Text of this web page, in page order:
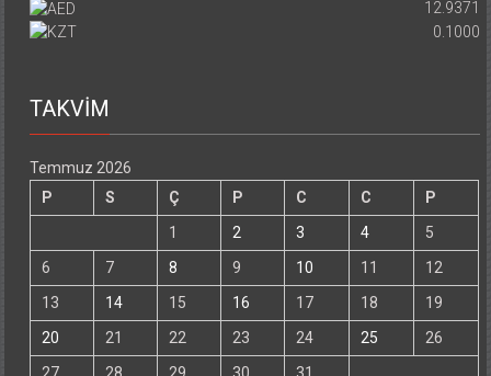
12.9371
0.1000
TAKVİM
Temmuz 2026
P
S Ç P C C
P
1
2 3 4
5
6
7 8 9 10 11
12
13
14 15 16 17 18
19
20
21 22 23 24 25
26